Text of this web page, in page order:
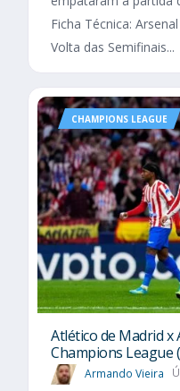
Ficha Técnica:
Volta das Semifinais...
CHAMPIONS LEAGUE
Atlético de Madrid x
Champions League
Armando Vieira